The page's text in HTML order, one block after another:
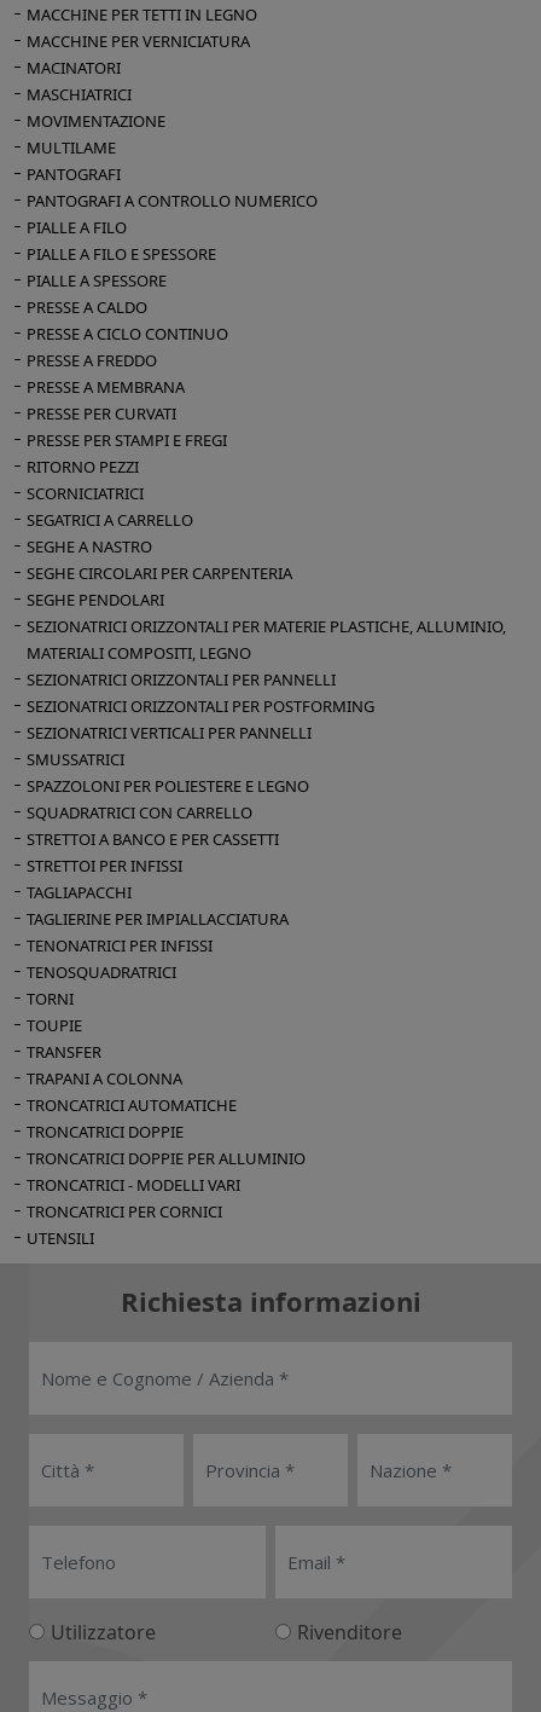
MACCHINE PER TETTI IN LEGNO
MACCHINE PER VERNICIATURA
MACINATORI
MASCHIATRICI
MOVIMENTAZIONE
MULTILAME
PANTOGRAFI
PANTOGRAFI A CONTROLLO NUMERICO
PIALLE A FILO
PIALLE A FILO E SPESSORE
PIALLE A SPESSORE
PRESSE A CALDO
PRESSE A CICLO CONTINUO
PRESSE A FREDDO
PRESSE A MEMBRANA
PRESSE PER CURVATI
PRESSE PER STAMPI E FREGI
RITORNO PEZZI
SCORNICIATRICI
SEGATRICI A CARRELLO
SEGHE A NASTRO
SEGHE CIRCOLARI PER CARPENTERIA
SEGHE PENDOLARI
SEZIONATRICI ORIZZONTALI PER MATERIE PLASTICHE, ALLUMINIO,
MATERIALI COMPOSITI, LEGNO
SEZIONATRICI ORIZZONTALI PER PANNELLI
SEZIONATRICI ORIZZONTALI PER POSTFORMING
SEZIONATRICI VERTICALI PER PANNELLI
SMUSSATRICI
SPAZZOLONI PER POLIESTERE E LEGNO
SQUADRATRICI CON CARRELLO
STRETTOI A BANCO E PER CASSETTI
STRETTOI PER INFISSI
TAGLIAPACCHI
TAGLIERINE PER IMPIALLACCIATURA
TENONATRICI PER INFISSI
TENOSQUADRATRICI
TORNI
TOUPIE
TRANSFER
TRAPANI A COLONNA
TRONCATRICI AUTOMATICHE
TRONCATRICI DOPPIE
TRONCATRICI DOPPIE PER ALLUMINIO
TRONCATRICI - MODELLI VARI
TRONCATRICI PER CORNICI
UTENSILI
Richiesta informazioni
Utilizzatore Rivenditore